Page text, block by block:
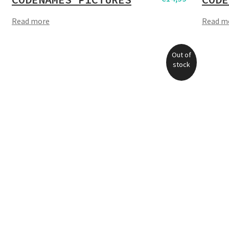
Read more Read
Out of
stock